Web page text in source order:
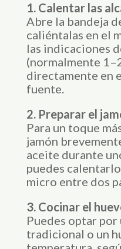
1. Calentar las
Abre la bandeja
caliéntalas en el
las indicaciones
(normalmente
directamente en
fuente.
2. Preparar el
Para un toque
jamón
aceite durante
puedes
micro entre dos
3. Cocinar el
Puedes optar por
tradicional o un